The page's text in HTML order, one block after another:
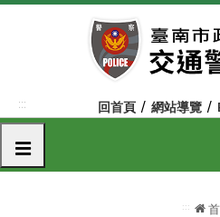
跳
容
塊
::: 回首頁 網站導覽
選單
:::